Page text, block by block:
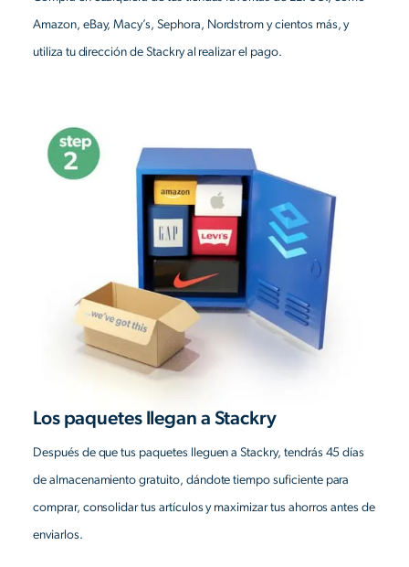
Amazon, eBay, Macy’s, Sephora, Nordstrom y cientos más, y
utiliza tu dirección de Stackry al realizar el pago.
Los paquetes llegan a Stackry
Después de que tus paquetes lleguen a Stackry, tendrás 45 días
de almacenamiento gratuito, dándote tiempo suficiente para
comprar, consolidar tus artículos y maximizar tus ahorros antes de
enviarlos.